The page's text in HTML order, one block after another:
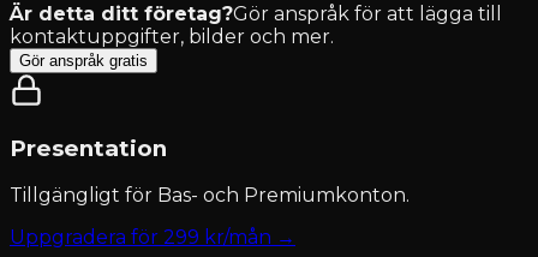
Är detta ditt företag?Gör anspråk för att lägga till
kontaktuppgifter, bilder och mer.
Gör anspråk gratis
Presentation
Tillgängligt för Bas- och Premiumkonton.
Uppgradera för 299 kr/mån →